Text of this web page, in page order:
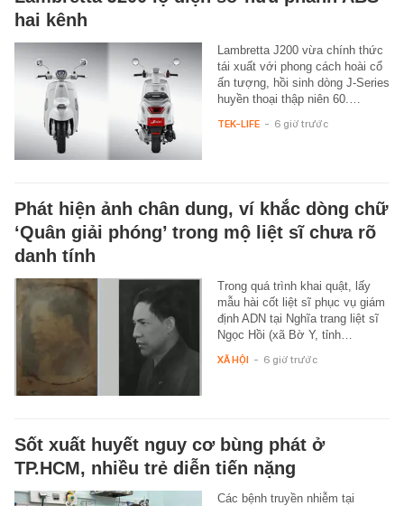
hai kênh
Lambretta J200 vừa chính thức
tái xuất với phong cách hoài cổ
ấn tượng, hồi sinh dòng J-Series
huyền thoại thập niên 60.…
TEK-LIFE - 6 giờ trước
Phát hiện ảnh chân dung, ví khắc dòng chữ
‘Quân giải phóng’ trong mộ liệt sĩ chưa rõ
danh tính
Trong quá trình khai quật, lấy
mẫu hài cốt liệt sĩ phục vụ giám
định ADN tại Nghĩa trang liệt sĩ
Ngọc Hồi (xã Bờ Y, tỉnh…
XÃ HỘI - 6 giờ trước
Sốt xuất huyết nguy cơ bùng phát ở
TP.HCM, nhiều trẻ diễn tiến nặng
Các bệnh truyền nhiễm tại